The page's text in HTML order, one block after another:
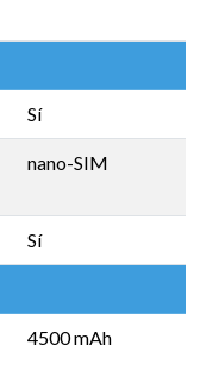
Sí
nano-SIM
Sí
4500 mAh